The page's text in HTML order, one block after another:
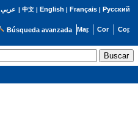
عربي | 中文| English | Français| Русский
Búsqueda avanzada